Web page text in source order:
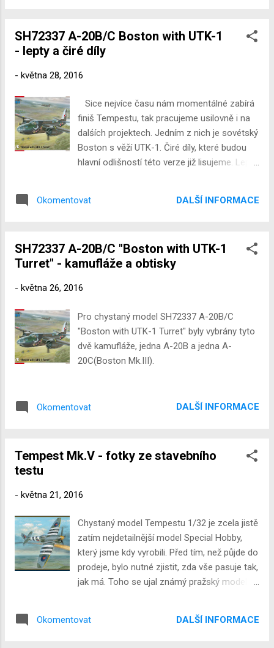
případě, že byste chtěli Thomase trumfnout,
odkaz na náš e-shop, kde si můžete
Thomasův YouTube kanál
SH72337 A-20B/C Boston with UTK-1
- lepty a čiré díly
- května 28, 2016
Sice nejvíce času nám momentálné zabírá
finiš Tempestu, tak pracujeme usilovně i na
dalśích projektech. Jedním z nich je sovétský
Boston s věží UTK-1. Čiré díly, které budou
hlavní odlišností této verze již lisujeme. Lepty
Bücker Bü 181 Bestmann 1/48. I čiré díly pro
Okomentovat DALŠÍ INFORMACE
SH72337 A-20B/C "Boston with UTK-1
Turret" - kamufláže a obtisky
- května 26, 2016
Pro chystaný model SH72337 A-20B/C
"Boston with UTK-1 Turret" byly vybrány tyto
dvě kamufláže, jedna A-20B a jedna A-
20C(Boston Mk.III).
Okomentovat DALŠÍ INFORMACE
Tempest Mk.V - fotky ze stavebního
testu
- května 21, 2016
Chystaný model Tempestu 1/32 je zcela jistě
zatím nejdetailnější model Special Hobby,
který jsme kdy vyrobili. Před tím, než půjde do
prodeje, bylo nutné zjistit, zda vše pasuje tak,
jak má. Toho se ujal známý pražský modelář
Mr.Paint) a čeká na obtisky. Ty jsou
Okomentovat DALŠÍ INFORMACE